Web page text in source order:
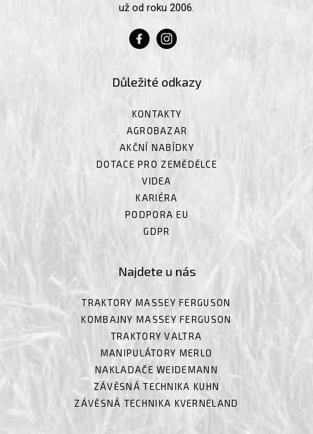
už od roku 2006.
Důležité odkazy
KONTAKTY
AGROBAZAR
AKČNÍ NABÍDKY
DOTACE PRO ZEMĚDĚLCE
VIDEA
KARIÉRA
PODPORA EU
GDPR
Najdete u nás
TRAKTORY MASSEY FERGUSON
KOMBAJNY MASSEY FERGUSON
TRAKTORY VALTRA
MANIPULÁTORY MERLO
NAKLADAČE WEIDEMANN
ZÁVĚSNÁ TECHNIKA KUHN
ZÁVĚSNÁ TECHNIKA KVERNELAND